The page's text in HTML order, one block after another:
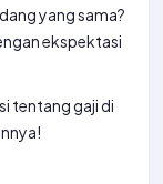
yang sama?
ekspektasi
tentang gaji di